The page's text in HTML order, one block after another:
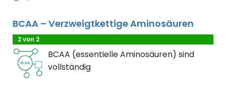
BCAA – Verzweigtkettige Aminosäuren
2 von 2
BCAA (essentielle Aminosäuren) sind
vollständig